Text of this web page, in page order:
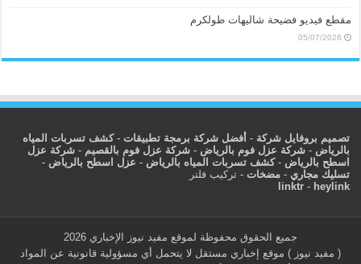
مقطع فيديو فضيحة شاليهات طولكرم
05/07/2026
تصميم بروفايل شركة - أفضل شركة برمجة تطبيقات -كشف تسربات المياه
بالرياض -شركة عزل فوم بالرياض -شركة عزل فوم بالقصيم -شركة عزل
اسطح بالرياض -كشف تسربات المياه بالرياض - عزل اسطح بالرياض -
تسليك مجاري -مضخات -تركيب فلتر
linktr- heylink
جميع الحقوق محفوظة لموقع مفيد نيوز الإخباري 2026
( مفيد نيوز ) موقع إخباري مستقل لا يتحمل أي مسؤولية قانونية عن المواد